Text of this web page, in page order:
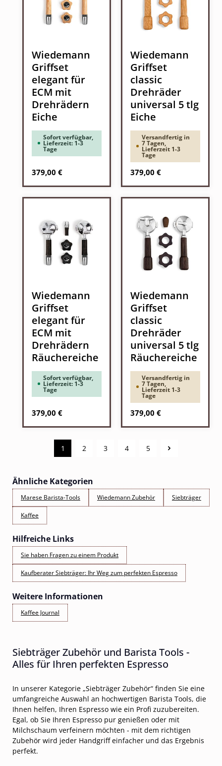
Wiedemann
Griffset
elegant für
ECM mit
Drehrädern
Eiche
Sofort verfügbar,
Lieferzeit: 1-3
Tage
Regulärer Preis:
379,00 €
Wiedemann
Griffset
classic
Drehräder
universal 5 tlg
Eiche
Versandfertig in
7 Tagen,
Lieferzeit 1-3
Tage
Regulärer Preis:
379,00 €
Wiedemann
Griffset
elegant für
ECM mit
Drehrädern
Räuchereiche
Sofort verfügbar,
Lieferzeit: 1-3
Tage
Regulärer Preis:
379,00 €
Wiedemann
Griffset
classic
Drehräder
universal 5 tlg
Räuchereiche
Versandfertig in
7 Tagen,
Lieferzeit 1-3
Tage
Regulärer Preis:
379,00 €
Seite
1 Seite
2 Seite
3 Seite
4 Seite
5
Ähnliche Kategorien
Marese Barista-Tools Wiedemann Zubehör Siebträger
Kaffee
Hilfreiche Links
Sie haben Fragen zu einem Produkt
Kaufberater Siebträger: Ihr Weg zum perfekten Espresso
Weitere Informationen
Kaffee Journal
Siebträger Zubehör und Barista Tools -
Alles für Ihren perfekten Espresso
In unserer Kategorie „Siebträger Zubehör“ finden Sie eine
umfangreiche Auswahl an hochwertigen Barista Tools, die
Ihnen helfen, Ihren Espresso wie ein Profi zuzubereiten.
Egal, ob Sie Ihren Espresso pur genießen oder mit
Milchschaum verfeinern möchten - mit dem richtigen
Zubehör wird jeder Handgriff einfacher und das Ergebnis
perfekt.